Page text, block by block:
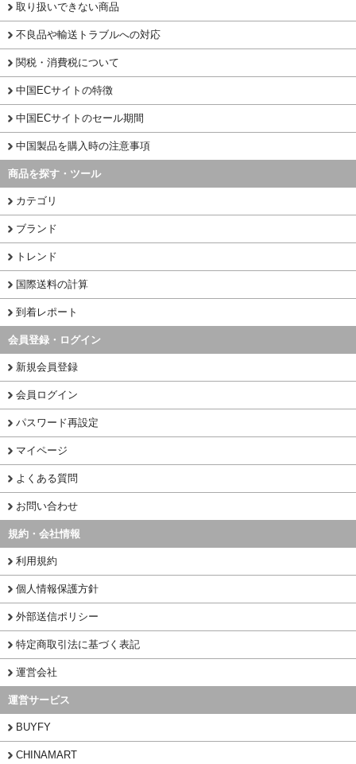
取り扱いできない商品
不良品や輸送トラブルへの対応
関税・消費税について
中国ECサイトの特徴
中国ECサイトのセール期間
中国製品を購入時の注意事項
商品を探す・ツール
カテゴリ
ブランド
トレンド
国際送料の計算
到着レポート
会員登録・ログイン
新規会員登録
会員ログイン
パスワード再設定
マイページ
よくある質問
お問い合わせ
規約・会社情報
利用規約
個人情報保護方針
外部送信ポリシー
特定商取引法に基づく表記
運営会社
運営サービス
BUYFY
CHINAMART